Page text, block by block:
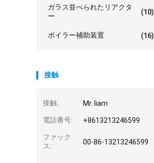
ガラス並べられたリアクタ
ー
(10)
ボイラー補助装置 (16)
接触
接触: Mr. liam
電話番号: +8613213246599
ファック
ス:
00-86-13213246599